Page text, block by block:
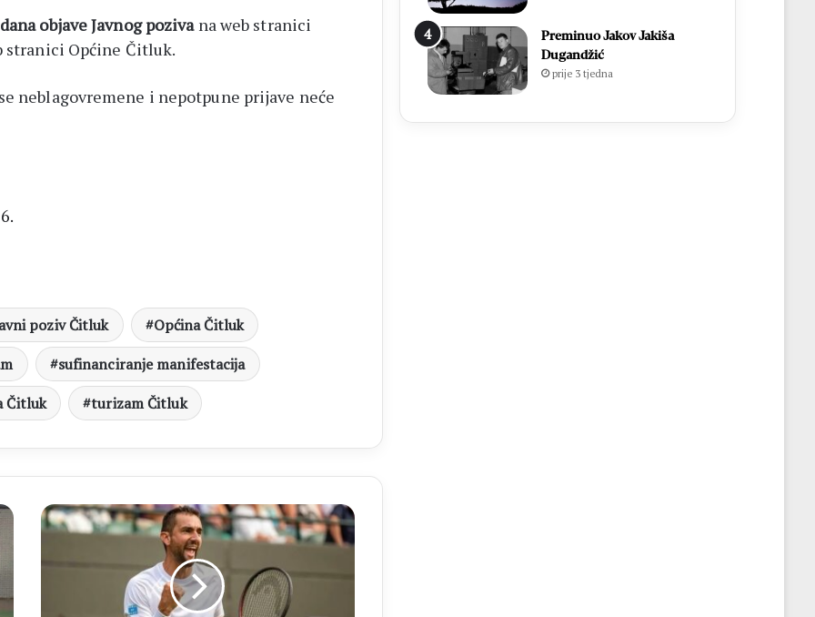
objave Javnog pozivana web stranici
stranici Općine Čitluk.
neblagovremene i nepotpune prijave neće
poziv Čitluk
Općina Čitluk
sufinanciranje manifestacija
Čitluk
turizam Čitluk
Marin
Čilić
Preminuo Jakov Jakiša
Dugandžić
prije 3 tjedna